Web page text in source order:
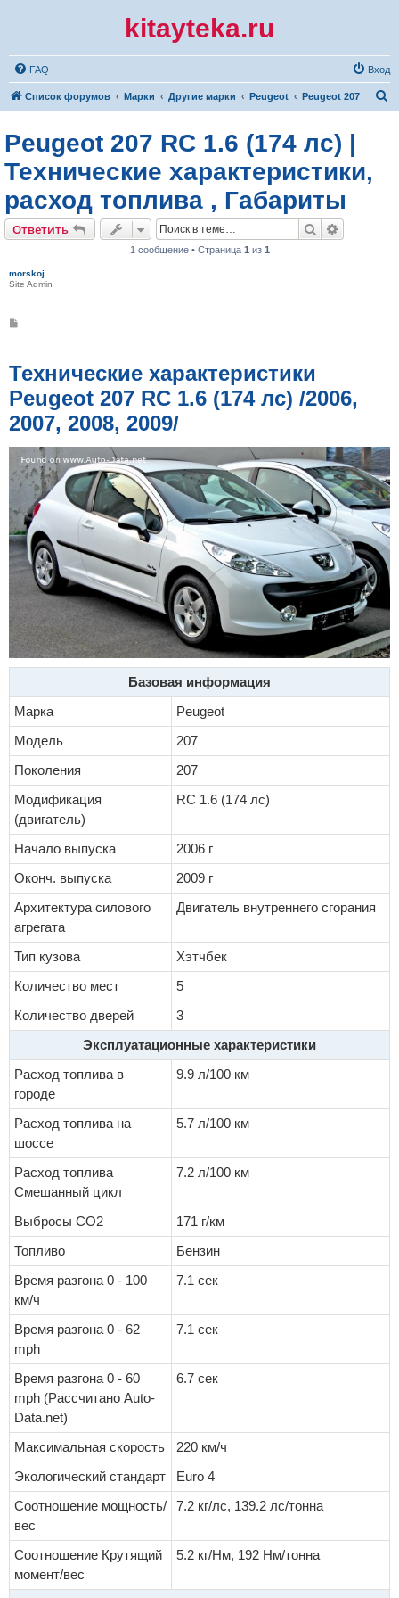
kitayteka.ru
FAQ Вход
Список форумов Марки Другие марки Peugeot Peugeot 207
Peugeot 207 RC 1.6 (174 лс) |
Технические характеристики,
расход топлива , Габариты
Ответить Поиск
1 сообщение • Страница 1 из 1
morskoj
Site Admin
щ
е
и
Технические характеристики
Peugeot 207 RC 1.6 (174 лс) /2006,
2007, 2008, 2009/
Базовая информация
Марка
Peugeot
Модель
207
Поколения
207
Модификация
(двигатель)
RC 1.6 (174 лс)
Начало выпуска
2006 г
Оконч. выпуска
2009 г
Архитектура силового
агрегата
Двигатель внутреннего сгорания
Тип кузова
Хэтчбек
Количество мест
5
Количество дверей
3
Эксплуатационные характеристики
Расход топлива в
городе
9.9 л/100 км
Расход топлива на
шоссе
5.7 л/100 км
Расход топлива
Смешанный цикл
7.2 л/100 км
Выбросы CO2
171 г/км
Топливо
Бензин
Время разгона 0 - 100
км/ч
7.1 сек
Время разгона 0 - 62
mph
7.1 сек
Время разгона 0 - 60
mph (Рассчитано Auto-
Data.net)
6.7 сек
Максимальная скорость
220 км/ч
Экологический стандарт
Euro 4
Соотношение мощность/
вес
7.2 кг/лс, 139.2 лс/тонна
Соотношение Крутящий
момент/вес
5.2 кг/Нм, 192 Нм/тонна